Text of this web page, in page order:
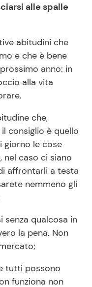
per Bambini
alle spalle
abitudini che
e che è bene
anno: in
alla vita
che,
consiglio è quello
giorno le cose
nel caso ci siano
affrontarli a testa
nemmeno gli
senza qualcosa in
la pena. Non
tutti possono
funziona non